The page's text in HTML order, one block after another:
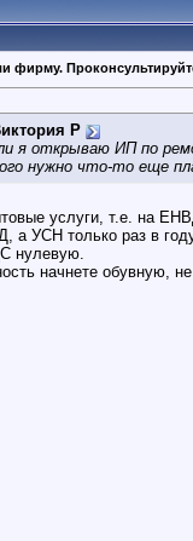
фирму.
Р
я открываю ИП по
нужно что-то еще
услуги, т.е. на
а УСН только раз в
нулевую.
начнете обувную,